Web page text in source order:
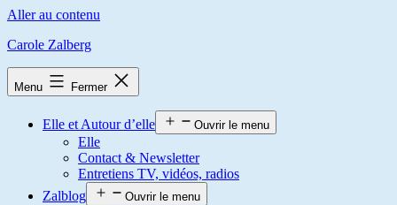
Aller au contenu
Carole Zalberg
Menu Fermer
Elle et Autour d’elle Ouvrir le menu
Elle
Contact & Newsletter
Entretiens TV, vidéos, radios
Zalblog
Ouvrir le menu